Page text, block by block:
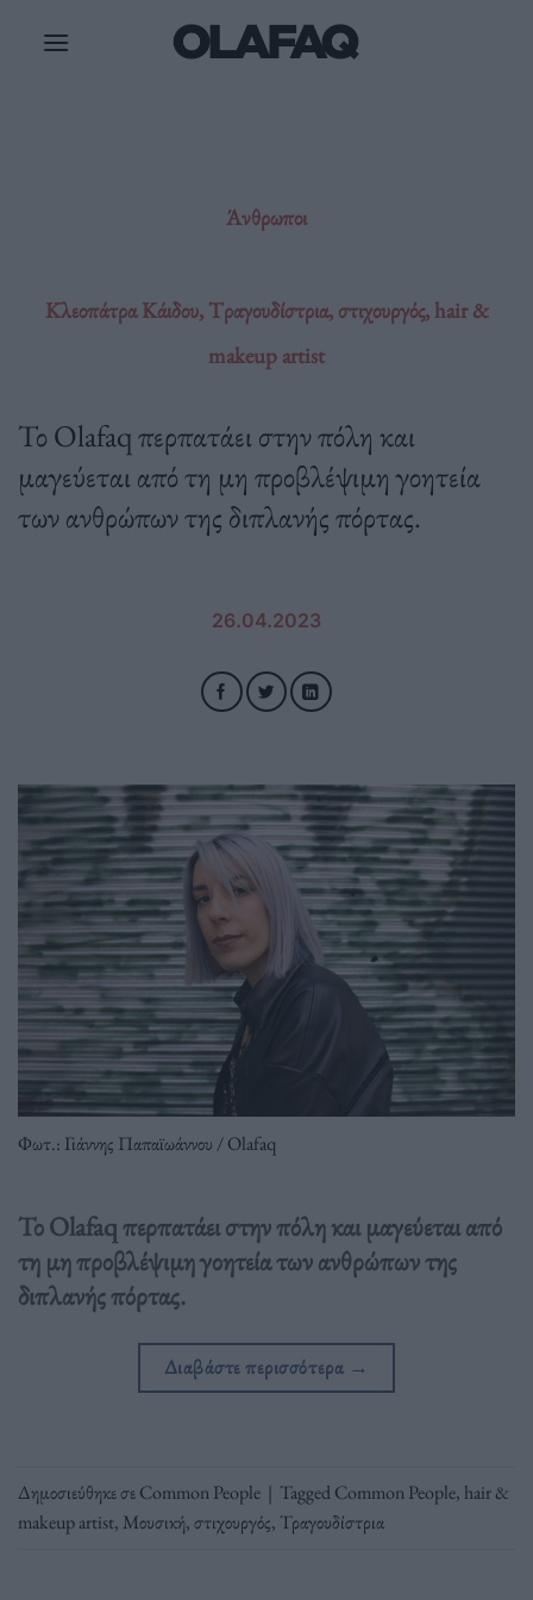
Άνθρωποι
Κλεοπάτρα Κάιδου, Tραγουδίστρια, στιχουργός, hair &
makeup artist
Το Olafaq περπατάει στην πόλη και
μαγεύεται από τη μη προβλέψιμη γοητεία
των ανθρώπων της διπλανής πόρτας.
26.04.2023
Φωτ.: Γιάννης Παπαϊωάννου / Olafaq
Το Olafaq περπατάει στην πόλη και μαγεύεται από
τη μη προβλέψιμη γοητεία των ανθρώπων της
διπλανής πόρτας.
Διαβάστε περισσότερα →
Δημοσιεύθηκε σεCommon People | TaggedCommon People, hair &
makeup artist, Μουσική,στιχουργός, Τραγουδίστρια